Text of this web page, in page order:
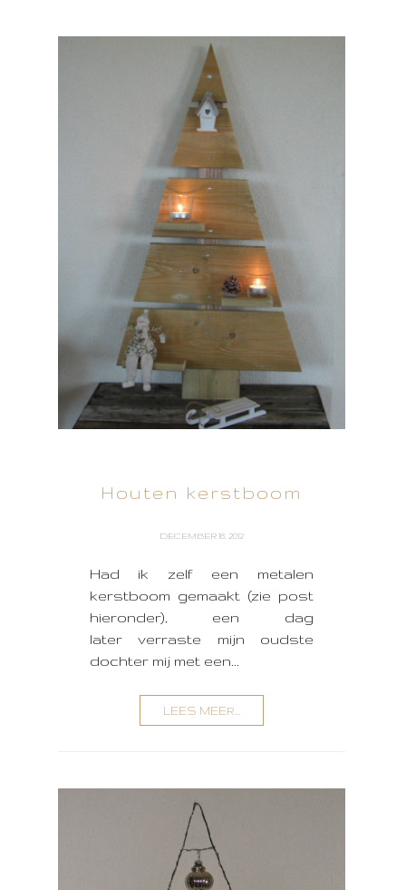
Houten kerstboom
DECEMBER 18, 2012
Had ik zelf een metalen
kerstboom gemaakt (zie post
hieronder), een dag
later verraste mijn oudste
dochter mij met een...
LEES MEER...